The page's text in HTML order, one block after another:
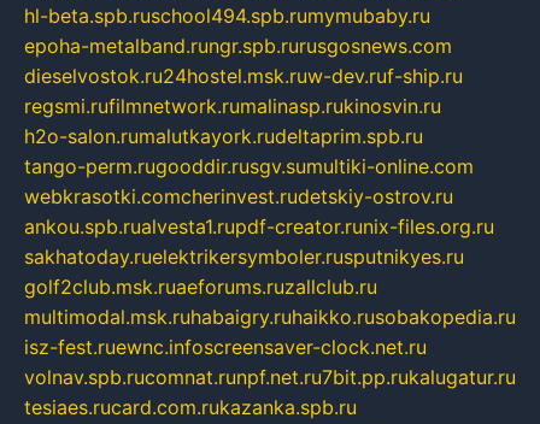
hl-beta.spb.ruschool494.spb.rumymubaby.ru
epoha-metalband.rungr.spb.rurusgosnews.com
dieselvostok.ru24hostel.msk.ruw-dev.ruf-ship.ru
regsmi.rufilmnetwork.rumalinasp.rukinosvin.ru
h2o-salon.rumalutkayork.rudeltaprim.spb.ru
tango-perm.rugooddir.rusgv.sumultiki-online.com
webkrasotki.comcherinvest.rudetskiy-ostrov.ru
ankou.spb.rualvesta1.rupdf-creator.runix-files.org.ru
sakhatoday.ruelektrikersymboler.rusputnikyes.ru
golf2club.msk.ruaeforums.ruzallclub.ru
multimodal.msk.ruhabaigry.ruhaikko.rusobakopedia.ru
isz-fest.ruewnc.infoscreensaver-clock.net.ru
volnav.spb.rucomnat.runpf.net.ru7bit.pp.rukalugatur.ru
tesiaes.rucard.com.rukazanka.spb.ru